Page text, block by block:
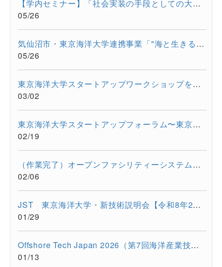
【学内セミナー】「社会実装の手段としての大学発スタートアップ...
05/26
気仙沼市・東京海洋大学連携事業「"海と生きる"連続水産セミナー...
05/26
東京海洋大学スタートアップワークショップを開催しました。
03/02
東京海洋大学スタートアップフォーラム〜東京都大学発スタートア...
02/19
（作業完了）オープンファシリティーシステムの一時停止について...
02/06
JST 東京海洋大学・新技術説明会【令和8年2月17日 オンライン開...
01/29
Offshore Tech Japan 2026（第7回海洋産業技術展） に出展します...
01/13